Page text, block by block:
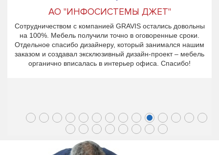
АО "ИНФОСИСТЕМЫ ДЖЕТ"
Сотрудничеством с компанией GRAVIS остались довольны
на 100%. Мебель получили точно в оговоренные сроки.
Отдельное спасибо дизайнеру, который занимался нашим
заказом и создавал эксклюзивный дизайн-проект – мебель
органично вписалась в интерьер офиса. Спасибо!